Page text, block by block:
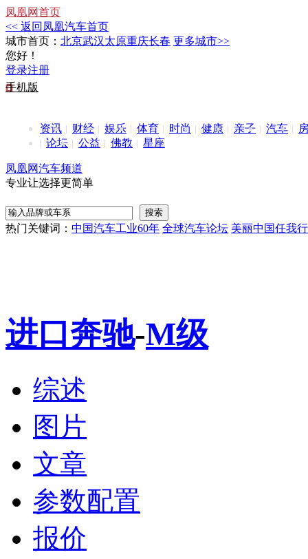
凤凰网首页
<< 返回凤凰汽车首页
城市首页： 北京武汉太原重庆长春 更多城市>>
您好！
登录注册
手机版
资讯 财经 娱乐 体育 时尚 健康 亲子 汽车
论坛
公益 佛教 星座
凤凰网汽车频道
专业让选择更简单
热门关键词： 中国汽车工业60年 全球汽车论坛 美丽中国任我行
进口奔驰-M级
综述
图片
文章
参数配置
报价